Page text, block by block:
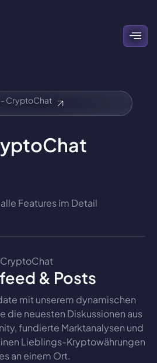
CryptoChat
Features im Detail
CryptoChat
& Posts
mit unserem dynamischen
die neuesten Diskussionen aus
fundierte Marktanalysen und
Lieblings-Kryptowährungen
an einem Ort.